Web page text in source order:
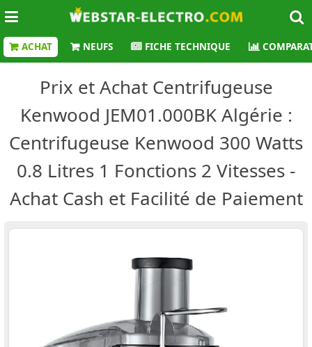
ACHAT NEUFS FICHE TECHNIQUE
Prix et Achat Centrifugeuse
Kenwood JEM01.000BK Algérie :
Centrifugeuse Kenwood 300 Watts
0.8 Litres 1 Fonctions 2 Vitesses -
Achat Cash et Facilité de Paiement